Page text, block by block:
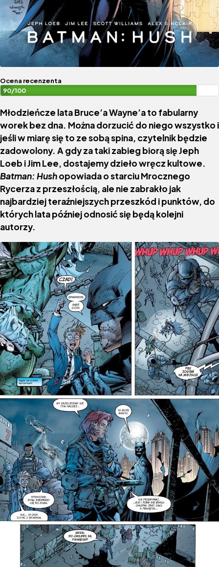
Ocena recenzenta
90/100
Młodzieńcze lata Bruce’a Wayne’a to fabularny
worek bez dna. Można dorzucić do niego wszystko i
jeśli w miarę się to ze sobą spina, czytelnik będzie
zadowolony. A gdy za taki zabieg biorą się Jeph
Loeb i Jim Lee, dostajemy dzieło wręcz kultowe.
Batman: Hushopowiada o starciu Mrocznego
Rycerza z przeszłością, ale nie zabrakło jak
najbardziej teraźniejszych przeszkód i punktów, do
których lata później odnosić się będą kolejni
autorzy.